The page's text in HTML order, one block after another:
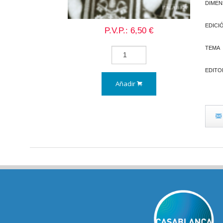
P.V.P.: 6,50 €
Añadir
TEMA